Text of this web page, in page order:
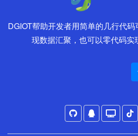
DGIOT帮助开发者用简单的几行代
现数据汇聚，也可以零代码实